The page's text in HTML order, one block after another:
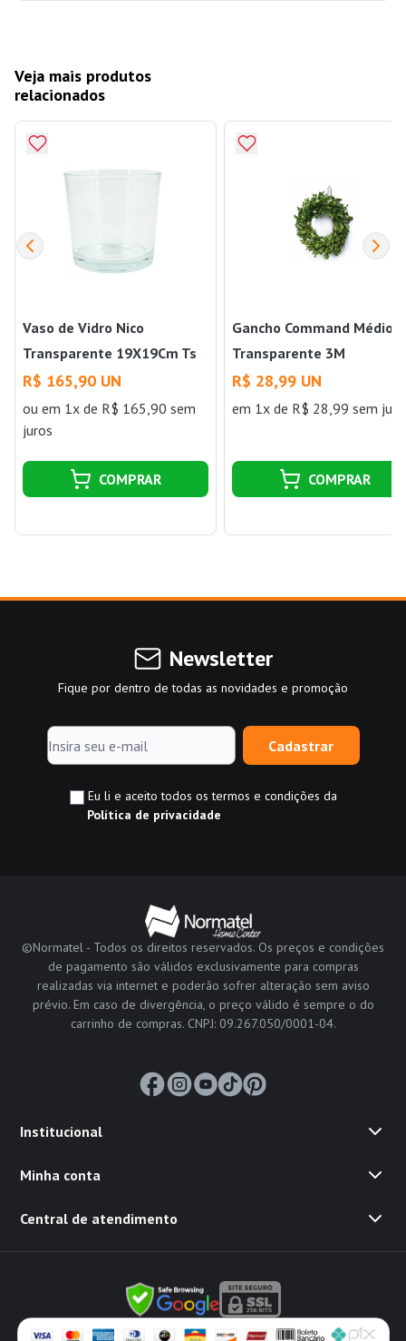
Veja mais produtos
relacionados
Vaso de Vidro Nico
Transparente 19X19Cm Ts
Brasil
R$ 165,90 UN
ou em 1x de R$ 165,90 sem
juros
COMPRAR
Gancho Command Médio
Transparente 3M
R$ 28,99 UN
em 1x de R$ 28,99 sem
COMPRAR
Newsletter
Fique por dentro de todas as novidades e promoção
Cadastrar
Eu li e aceito todos os termos e condições da
Política de privacidade
©Normatel - Todos os direitos reservados. Os preços e condições
de pagamento são válidos exclusivamente para compras
realizadas via internet e poderão sofrer alteração sem aviso
prévio. Em caso de divergência, o preço válido é sempre o do
carrinho de compras. CNPJ: 09.267.050/0001-04.
Institucional
Minha conta
Central de atendimento